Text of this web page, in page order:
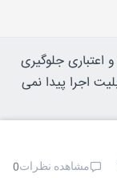
جلوگیری
اجرا پیدا نمی
مشاهده نظرات0